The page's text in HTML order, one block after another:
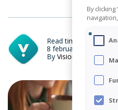
cijfers naar inzicht
direct met al je
voor samenstellen
Read time 1 min
8 februari 2023, Last
By Visionplanner
By